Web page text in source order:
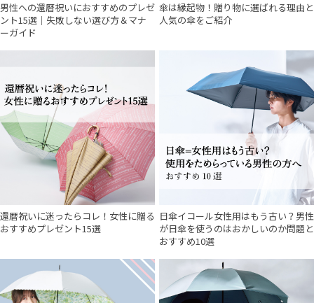
男性への還暦祝いにおすすめのプレゼ
ント15選｜失敗しない選び方＆マナ
ーガイド
傘は縁起物！贈り物に選ばれる理由と
人気の傘をご紹介
還暦祝いに迷ったらコレ！女性に贈る
おすすめプレゼント15選
日傘イコール女性用はもう古い？男性
が日傘を使うのはおかしいのか問題と
おすすめ10選